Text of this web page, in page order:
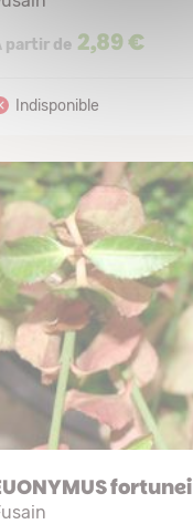
partir de 2,89 €